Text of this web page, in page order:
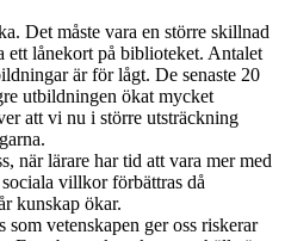
Det måste vara en större skillnad
ett lånekort på biblioteket. Antalet
är för lågt. De senaste 20
utbildningen ökat mycket
att vi nu i större utsträckning
när lärare har tid att vara mer med
villkor förbättras då
kunskap ökar.
vetenskapen ger oss riskerar